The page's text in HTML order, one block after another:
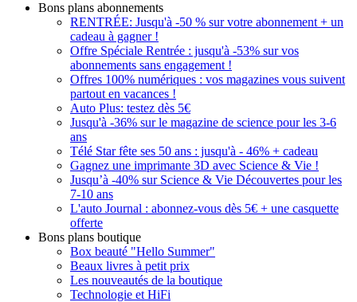
Bons plans abonnements
RENTRÉE: Jusqu'à -50 % sur votre abonnement + un
cadeau à gagner !
Offre Spéciale Rentrée : jusqu'à -53% sur vos
abonnements sans engagement !
Offres 100% numériques : vos magazines vous suivent
partout en vacances !
Auto Plus: testez dès 5€
Jusqu'à -36% sur le magazine de science pour les 3-6
ans
Télé Star fête ses 50 ans : jusqu'à - 46% + cadeau
Gagnez une imprimante 3D avec Science & Vie !
Jusqu’à -40% sur Science & Vie Découvertes pour les
7-10 ans
L'auto Journal : abonnez-vous dès 5€ + une casquette
offerte
Bons plans boutique
Box beauté "Hello Summer"
Beaux livres à petit prix
Les nouveautés de la boutique
Technologie et HiFi